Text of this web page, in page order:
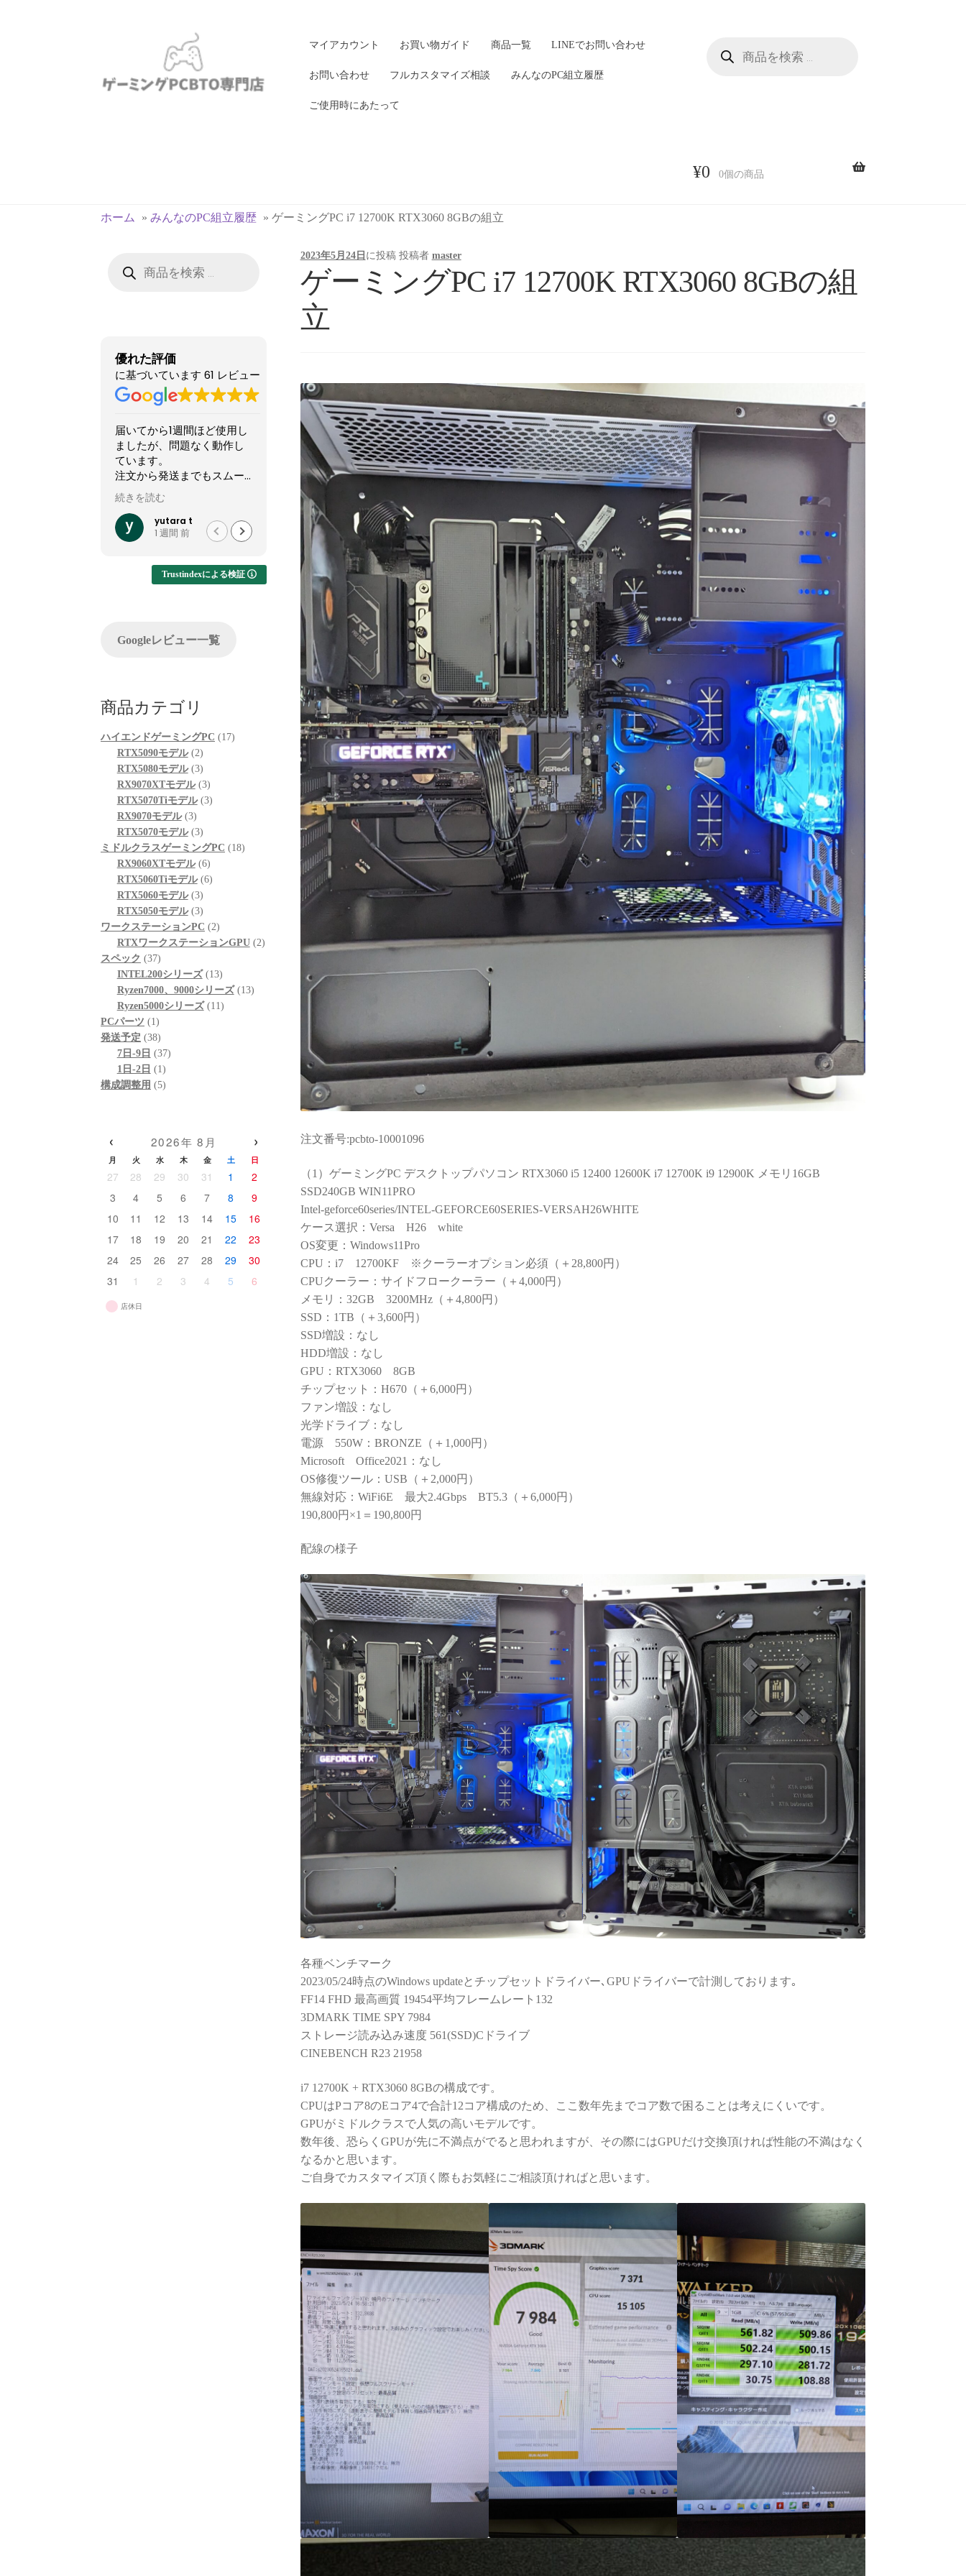
ー
ッ
ン
マイアカウント お買い物ガイド 商品一覧 LINEでお問い合わせ
お問い合わせ フルカスタマイズ相談 みんなのPC組立履歴
ご使用時にあたって
¥0 0個の商品
ホーム »みんなのPC組立履歴 »ゲーミングPC i7 12700K RTX3060 8GBの組立
2023年5月24日 に投稿 投稿者 master
ゲーミングPC i7 12700K RTX3060 8GBの組
立
注文番号:pcbto-10001096
（1）ゲーミングPC デスクトップパソコン RTX3060 i5 12400 12600K i7 12700K i9 12900K メモリ16GB
SSD240GB WIN11PRO
Intel-geforce60series/INTEL-GEFORCE60SERIES-VERSAH26WHITE
ケース選択：Versa H26 white
OS変更：Windows11Pro
CPU：i7 12700KF ※クーラーオプション必須（＋28,800円）
CPUクーラー：サイドフロークーラー（＋4,000円）
メモリ：32GB 3200MHz（＋4,800円）
SSD：1TB（＋3,600円）
SSD増設：なし
HDD増設：なし
GPU：RTX3060 8GB
チップセット：H670（＋6,000円）
ファン増設：なし
光学ドライブ：なし
電源 550W：BRONZE（＋1,000円）
Microsoft Office2021：なし
OS修復ツール：USB（＋2,000円）
無線対応：WiFi6E 最大2.4Gbps BT5.3（＋6,000円）
190,800円×1＝190,800円
配線の様子
各種ベンチマーク
2023/05/24時点のWindows updateとチップセットドライバー､GPUドライバーで計測しております｡
FF14 FHD 最高画質 19454平均フレームレート132
3DMARK TIME SPY 7984
ストレージ読み込み速度 561(SSD)Cドライブ
CINEBENCH R23 21958
i7 12700K + RTX3060 8GBの構成です。
CPUはPコア8のEコア4で合計12コア構成のため、ここ数年先までコア数で困ることは考えにくいです。
GPUがミドルクラスで人気の高いモデルです。
数年後、恐らくGPUが先に不満点がでると思われますが、その際にはGPUだけ交換頂ければ性能の不満はなく
なるかと思います。
ご自身でカスタマイズ頂く際もお気軽にご相談頂ければと思います。
優れた評価
に基づいています 61 レビュー
他のショップより安いので
怪しい店なのか？と躊躇し
てましたが、ここのサイト
やXで組んだPCの画像を投
稿してるのを見て、思い切
って買ってみました。
結果1週間でちゃんと届きま
した。初見だと怪しさ全開
います。サイト内で自分が
注文したPCの完成後を載せ
でサポートは分かりません
も喜んでおります。
次回購入の際の比較ショッ
プとして入りそうです。
続きを読む
れいれい
1 か月 前
星5つの評価枠じゃ足りな
い！
これからもずっと続いて欲
しいPCBTOショップです！
2025年11月に購入、半年近
く何も問題なく快適に使用
できていましたが、突然の
故障。
(BOOTランプ点灯で起動不
ゴールデンウィーク目前だ
ったこともあり、連休中に
PCが使えない絶望的な気持
ちでした。
自分なりにAIやネットを駆
使して色々と対処を試みま
したが改善せず、藁にもす
がる思いで相談したところ
「何か異常が見られた際
は、まずは当店に相談くだ
さい」と仰っていただき、
そのプロ意識の高さと責任
感に深く感動しました！
修理の発送から手元に戻る
まで、わずか1週間という神
速対応でした。
症状や再現性、原因の特定
次第によるとは思います
が、修理の過程で判明した
二次的な不具合があったに
ド感で連休に間に合わせて
いただいたことに感謝しか
依頼したわけではなかった
のですが、顧客の心境を察
した対応力、そのホスピタ
リティの高さにも感動)
高額なゲーミングPCだから
なく、トラブルで困った時
信頼できるお店で買うべき
だと改めて痛感しました。
確かな技術力と顧客に寄り
添った姿勢は、まさにプロ
そのものです。
(購入時の構成相談の段階か
ら、提案の引き出しの多さ
と知識量には脱帽するばか
りでした)
些細な相談でもネットやAI
で調べるより、わかりやす
く的確なアドバイスをいた
だけて非常に助かりまし
た！
(良い意味で変態と言うアレ
です！笑)
購入後に何かトラブルがあ
っても助けてくれる安心感
は、PC購入を決断するうえ
で、最も重要で価値のある
スペックではないでしょう
を購入しようとは思えなく
なってしまいました。
（他店で構成を検討・比較
する時間が無駄と感じてし
まうかもしれません）
また次のゲーミングPCも、
必ずPCBTO専門店さんで購
入させていただきます！
続きを読む
ネテル会長
2 か月 前
購入後のアフターフォロー
まで非常に丁寧で、安心し
て相談できるショップ様で
す。
けHDD接続時に特定のUSB
ポートでデータ転送がうま
くいかない症状があり相談
しましたが、単に「別のポ
ートを使ってください」で
終わるのではなく、背面
USBポートごとの内部仕様
まで確認したうえで、原因
の切り分けを非常に詳しく
案内していただきました。
具体的には、正常に動作し
ているUSBポートが
ASMedia製チップ経由であ
ること、症状が出ている
10Gbps対応ポートがAMD
CPU側のUSBコントローラ
ーに接続されている可能性
があることなど、マザーボ
ードの仕様やUSBコントロ
ーラーの違いまで踏み込ん
で説明していただきまし
た。
また、外付けHDDケース側
の仕様やメーカー見解、
効速度、ケーブル品質や相
門的かつ分かりやすく整理
していただきました。結果
として、PC本体の故障では
なく、特定の外付けHDDケ
ースとUSBポートの組み合
わせによる相性の可能性が
高いことが分かり、安心し
て使用を続けられるように
なりました。
確認の進め方や追加で確認
ラブル相談にも真摯に対応
してくださる、非常に信頼
PC本体の構成・価格だけで
なく、購入後のサポートま
で重視される方には大変お
チャロコテツ
ゲームが快適にプレイした
いけど機械には詳しくない
ので本人に聞いてみよう！
ということでAIにゲームの
種類と予算を伝えたらオス
スメされたこちらで買いま
した。
最初にサイトを見た時はシ
ンプル過ぎてリンクが間違
っているのかと思ってしま
いましたが、種類はそこそ
こありパーツも分かりやす
く写真と説明があって選び
やすいです。目移りしない
ので買うつもりのないもの
まで買ってしまう現象もお
きません。組立履歴から実
際の数値が見られるので、
この組み合わせでも大丈夫
かなと思ったらそちらから
探してみるのもいいかもし
れません。
梱包は丁寧でPCには傷や汚
れは一切ありません。ネッ
ト回線があればすぐに使用
できたのでゲームにログイ
ンできて助かりました。
PC本体だけを買い替えたい
という人にはオススメで
す。設置やセットアップ、
周辺パーツの購入、電話で
のアフターサービスなどと
にかく一から十までおまか
ねこです
3 か月 前
去年の12月初旬に購入。
GPUはRTX5060の比較的安
でした。
HP内がとてもシンプルな作
りになっているので若干の
怪しさを感じてしまいまし
たが…笑
他の方の丁寧で評価の高い
レビューなども購入のきっ
かけの一つになりました。
製品に関しても購入して４
ヶ月弱経ちますが不具合や
故障は一切なく快適に動
作、使用できています！
選ぶ際の価格や性能の基準
などが分かりやすく明記さ
れているので選ぶうえでの
参考にもしやすかったで
す！
また、気になる点などはLINE
での連絡が可能なので個別
での相談も受け付けてくれ
ます！
こちらでのリピ買いやアッ
プグレードされてる方も多
いみたいなので私も次回も
こちらで購入しようと思っ
ています
総合的にとても満足できる
続きを読む
4 か月 前
Trustindexによる検証
Googleレビュー一覧
商品カテゴリ
ハイエンドゲーミングPC 1717
RTX5090モデル 22
個
の
商
RTX5080モデル 33
個
の
品
RX9070XTモデル 33
個
品
RTX5070Tiモデル 33
商
品
RX9070モデル 33
個
の
商
品
RTX5070モデル 33
個
の
商
品
ミドルクラスゲーミングPC 1818
RX9060XTモデル 66
個
品
RTX5060Tiモデル 66
商
品
RTX5060モデル 33
個
の
商
RTX5050モデル 33
個
の
品
ワークステーションPC 22
個
商
品
RTXワークステーションGPU 22
スペック 3737
個
の
商
品
INTEL200シリーズ 1313
個
の
Ryzen7000、9000シリーズ 1313
Ryzen5000シリーズ 1111
PCパーツ 11
個
の
商
品
発送予定 3838
個
の
商
7日-9日 3737
1日-2日 11
個
構成調整用 55
品
‹ 2026年 8月 ›
月 火 水 木 金 土 日
27 28 29 30 31 1
2
3
4 5 6 7 8
9
10
11 12 13 14 15
16
17
18 19 20 21 22
23
24
25 26 27 28 29
30
31
1 2 3 4 5 6
店休日